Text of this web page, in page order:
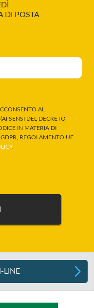
DI POSTA
AL
SENSI DEL DECRETO
IN MATERIA DI
REGOLAMENTO UE
.
LINE